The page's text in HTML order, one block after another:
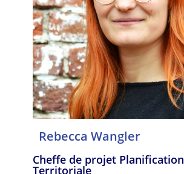
Rebecca Wangler
Cheffe de projet Planification
Territoriale